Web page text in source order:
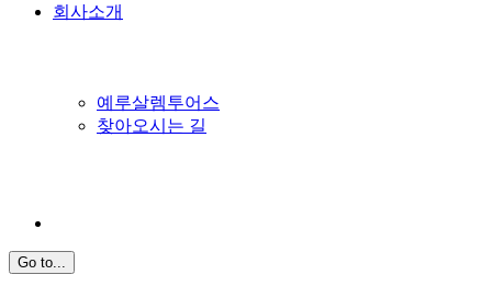
회사소개
예루살렘투어스
찾아오시는 길
Go to...